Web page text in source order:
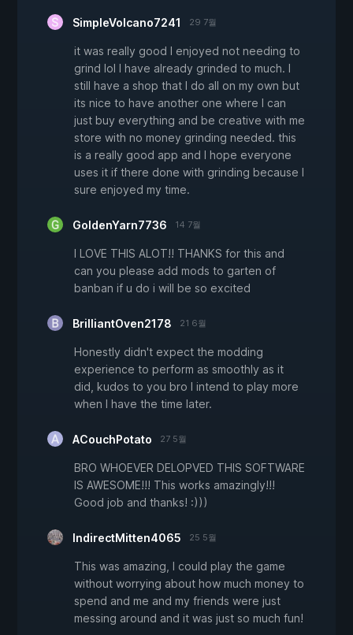
SimpleVolcano7241 29 7월
it was really good I enjoyed not needing to
grind lol I have already grinded to much. I
still have a shop that I do all on my own but
its nice to have another one where I can
just buy everything and be creative with me
store with no money grinding needed. this
is a really good app and I hope everyone
uses it if there done with grinding because I
sure enjoyed my time.
GoldenYarn7736 14 7월
I LOVE THIS ALOT!! THANKS for this and
can you please add mods to garten of
banban if u do i will be so excited
BrilliantOven2178 21 6월
Honestly didn't expect the modding
experience to perform as smoothly as it
did, kudos to you bro I intend to play more
when I have the time later.
ACouchPotato 27 5월
BRO WHOEVER DELOPVED THIS SOFTWARE
IS AWESOME!!! This works amazingly!!!
Good job and thanks! :)))
IndirectMitten4065 25 5월
This was amazing, I could play the game
without worrying about how much money to
spend and me and my friends were just
messing around and it was just so much fun!